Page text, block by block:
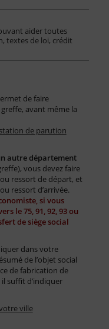
aider toutes
textes de loi, crédit
de faire
avant même la
de parution
autre département
vous devez faire
ressort de départ, et
ressort d’arrivée.
si vous
le 75, 91, 92, 93 ou
de siège social
dans votre
de l’objet social
de fabrication de
suffit d’indiquer
ville